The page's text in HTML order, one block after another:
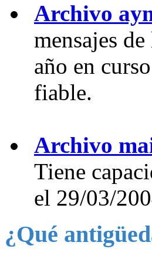
Archivo
mensajes
año en
fiable.
Archivo
Tiene
el 29/03/
¿Qué